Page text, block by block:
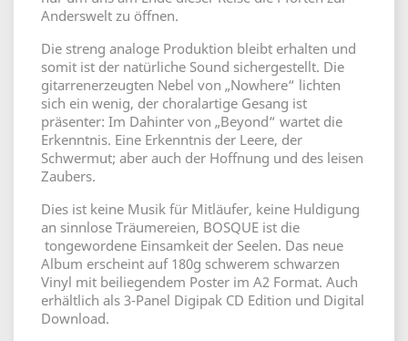
Anderswelt zu öffnen.
Die streng analoge Produktion bleibt erhalten und
somit ist der natürliche Sound sichergestellt. Die
gitarrenerzeugten Nebel von „Nowhere“ lichten
sich ein wenig, der choralartige Gesang ist
präsenter: Im Dahinter von „Beyond“ wartet die
Erkenntnis. Eine Erkenntnis der Leere, der
Schwermut; aber auch der Hoffnung und des leisen
Zaubers.
Dies ist keine Musik für Mitläufer, keine Huldigung
an sinnlose Träumereien, BOSQUE ist die
tongewordene Einsamkeit der Seelen. Das neue
Album erscheint auf 180g schwerem schwarzen
Vinyl mit beiliegendem Poster im A2 Format. Auch
erhältlich als 3-Panel Digipak CD Edition und Digital
Download.